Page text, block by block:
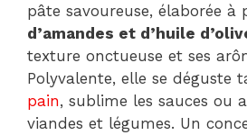
pâte savoureuse, élaborée à
d’amandes et d’huile
texture onctueuse et ses
Polyvalente, elle se déguste
pain, sublime les sauces ou
viandes et légumes. Un